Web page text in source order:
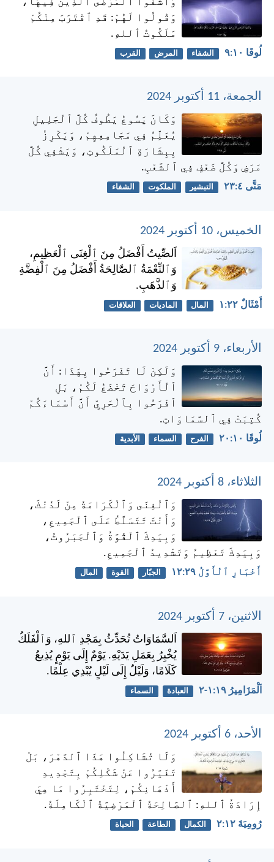
وَقُولُوا لَهُمْ: قَدِ ٱقْتَرَبَ مِنْكُمْ
مَلَكُوتُ ٱللهِ.
لُوقَا ١٠:‏٩ الشفاء المرض القرب
الجمعة، 11 أكتوبر 2024
وَكَانَ يَسُوعُ يَطُوفُ كُلَّ ٱلْجَلِيلِ
يُعَلِّمُ فِي مَجَامِعِهِمْ، وَيَكْرِزُ
بِبِشَارَةِ ٱلْمَلَكُوتِ، وَيَشْفِي كُلَّ
مَرَضٍ وَكُلَّ ضَعْفٍ فِي ٱلشَّعْبِ.
مَتَّى ٤:‏٢٣ التبشير الملكوت الشفاء
الخميس، 10 أكتوبر 2024
اَلصِّيتُ أَفْضَلُ مِنَ ٱلْغِنَى ٱلْعَظِيمِ،
وَٱلنِّعْمَةُ ٱلصَّالِحَةُ أَفْضَلُ مِنَ ٱلْفِضَّةِ
وَٱلذَّهَبِ.
أَمْثَالٌ ٢٢:‏١ المال الماديات العلاقات
الأربعاء، 9 أكتوبر 2024
وَلَكِنْ لَا تَفْرَحُوا بِهَذَا: أَنَّ
ٱلْأَرْوَاحَ تَخْضَعُ لَكُمْ، بَلِ
ٱفْرَحُوا بِٱلْحَرِيِّ أَنَّ أَسْمَاءَكُمْ
كُتِبَتْ فِي ٱلسَّمَاوَاتِ.
لُوقَا ١٠:‏٢٠ الفرح السماء الأبدية
الثلاثاء، 8 أكتوبر 2024
وَٱلْغِنَى وَٱلْكَرَامَةُ مِنْ لَدُنْكَ،
وَأَنْتَ تَتَسَلَّطُ عَلَى ٱلْجَمِيعِ،
وَبِيَدِكَ ٱلْقُوَّةُ وَٱلْجَبَرُوتُ،
وَبِيَدِكَ تَعْظِيمُ وَتَشْدِيدُ ٱلْجَمِيعِ.
أَخْبَارِ ٱلْأَوَّلُ ٢٩:‏١٢ الجبّار القوة المال
الاثنين، 7 أكتوبر 2024
اَلسَّمَاوَاتُ تُحَدِّثُ بِمَجْدِ ٱللهِ، وَٱلْفَلَكُ
يُخْبِرُ بِعَمَلِ يَدَيْهِ. يَوْمٌ إِلَى يَوْمٍ يُذِيعُ
كَلَامًا، وَلَيْلٌ إِلَى لَيْلٍ يُبْدِي عِلْمًا.
اَلْمَزَامِيرُ ١٩:‏١-‏٢ العبادة السماء
الأحد، 6 أكتوبر 2024
وَلَا تُشَاكِلُوا هَذَا ٱلدَّهْرَ، بَلْ
تَغَيَّرُوا عَنْ شَكْلِكُمْ بِتَجْدِيدِ
أَذْهَانِكُمْ، لِتَخْتَبِرُوا مَا هِيَ
إِرَادَةُ ٱللهِ: ٱلصَّالِحَةُ ٱلْمَرْضِيَّةُ ٱلْكَامِلَةُ.
رُومِيَةَ ١٢:‏٢ الكمال الطاعة الحياة